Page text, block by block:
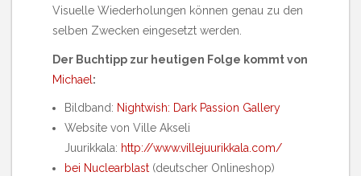
Visuelle Wiederholungen können genau zu den
selben Zwecken eingesetzt werden.
Der Buchtipp zur heutigen Folge kommt von
Michael :
Bildband: Nightwish: Dark Passion Gallery
Website von Ville Akseli
Juurikkala: http://www.villejuurikkala.com/
bei Nuclearblast (deutscher Onlineshop)